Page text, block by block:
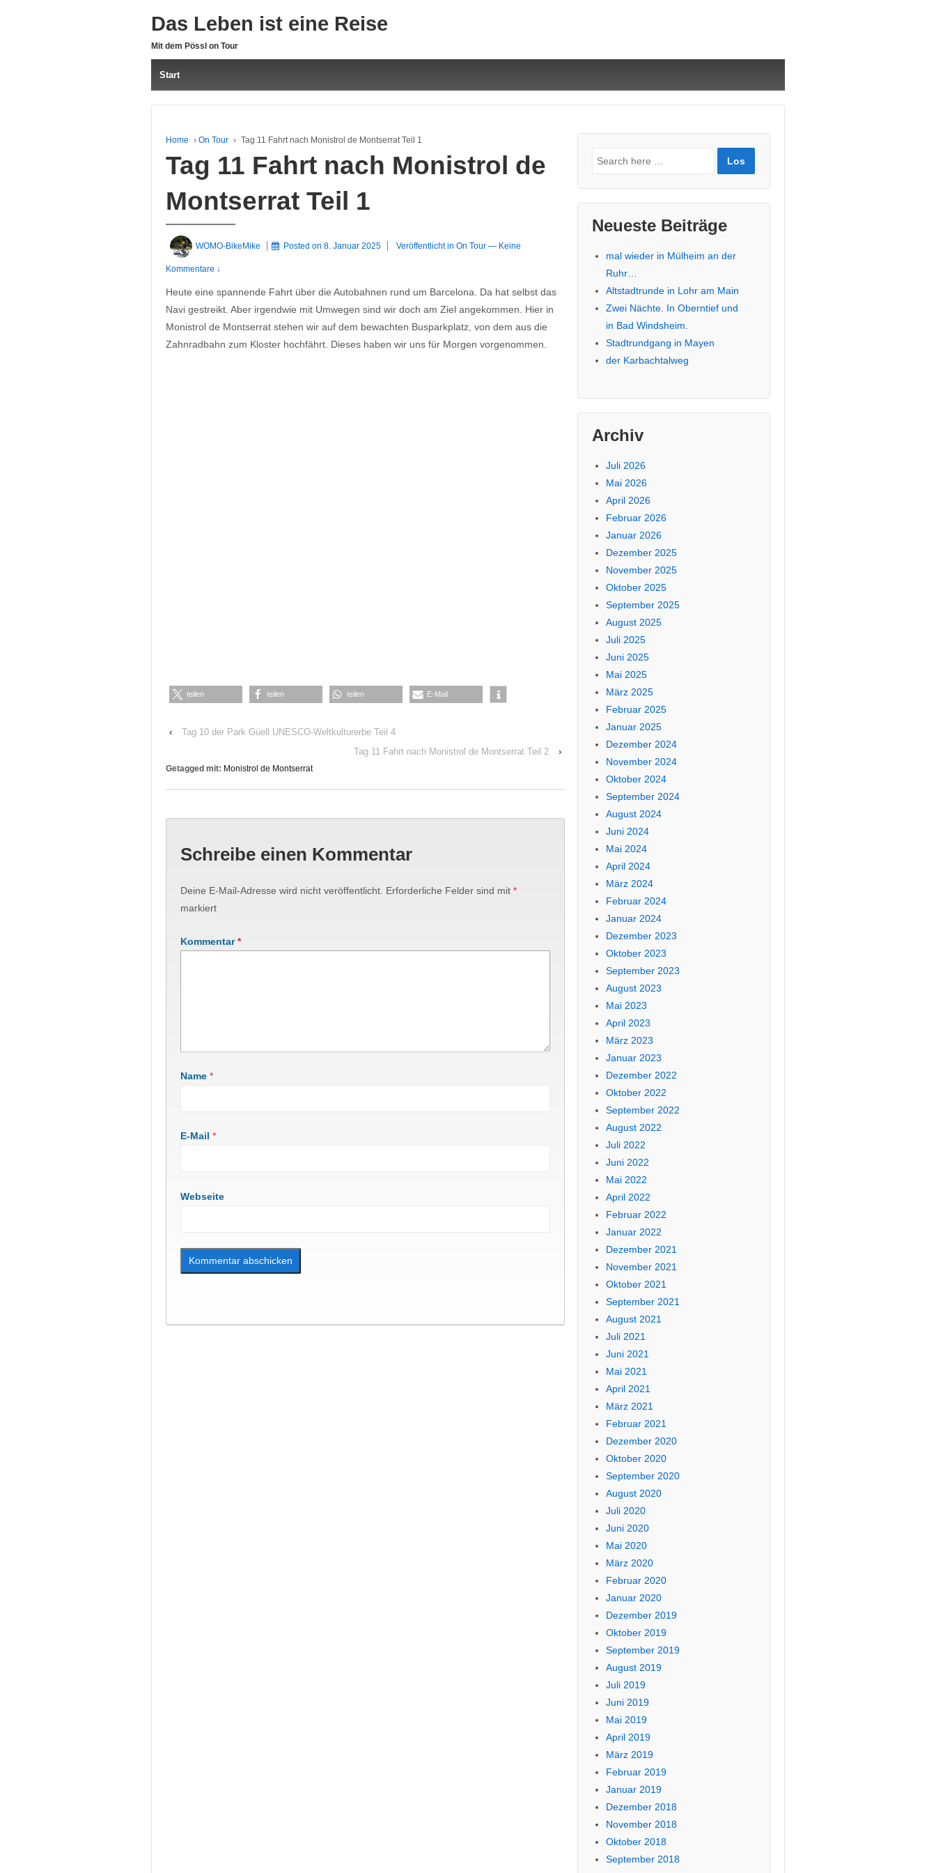
Das Leben ist eine Reise
Mit dem Pössl on Tour
Start
Home › On Tour › Tag 11 Fahrt nach Monistrol de Montserrat Teil 1
Tag 11 Fahrt nach Monistrol de
Montserrat Teil 1
WOMO-BikeMike Posted on8. Januar 2025 Veröffentlicht inOn Tour — Keine
Kommentare ↓
Heute eine spannende Fahrt über die Autobahnen rund um Barcelona. Da hat selbst das
Navi gestreikt. Aber irgendwie mit Umwegen sind wir doch am Ziel angekommen. Hier in
Monistrol de Montserrat stehen wir auf dem bewachten Busparkplatz, von dem aus die
Zahnradbahn zum Kloster hochfährt. Dieses haben wir uns für Morgen vorgenommen.
teilen teilen teilen E-Mail
‹
Tag 10 der Park Güell UNESCO-Weltkulturerbe Teil 4
Tag 11 Fahrt nach Monistrol de Montserrat Teil 2
›
Getagged mit: Monistrol de Montserrat
Schreibe einen Kommentar
Deine E-Mail-Adresse wird nicht veröffentlicht. Erforderliche Felder sind mit *
markiert
Kommentar*
Name *
E-Mail *
Webseite
Suche
Neueste Beiträge
mal wieder in Mülheim an der
Ruhr…
Altstadtrunde in Lohr am Main
Zwei Nächte. In Oberntief und
in Bad Windsheim.
Stadtrundgang in Mayen
der Karbachtalweg
Archiv
Juli 2026
Mai 2026
April 2026
Februar 2026
Januar 2026
Dezember 2025
November 2025
Oktober 2025
September 2025
August 2025
Juli 2025
Juni 2025
Mai 2025
März 2025
Februar 2025
Januar 2025
Dezember 2024
November 2024
Oktober 2024
September 2024
August 2024
Juni 2024
Mai 2024
April 2024
März 2024
Februar 2024
Januar 2024
Dezember 2023
Oktober 2023
September 2023
August 2023
Mai 2023
April 2023
März 2023
Januar 2023
Dezember 2022
Oktober 2022
September 2022
August 2022
Juli 2022
Juni 2022
Mai 2022
April 2022
Februar 2022
Januar 2022
Dezember 2021
November 2021
Oktober 2021
September 2021
August 2021
Juli 2021
Juni 2021
Mai 2021
April 2021
März 2021
Februar 2021
Dezember 2020
Oktober 2020
September 2020
August 2020
Juli 2020
Juni 2020
Mai 2020
März 2020
Februar 2020
Januar 2020
Dezember 2019
Oktober 2019
September 2019
August 2019
Juli 2019
Juni 2019
Mai 2019
April 2019
März 2019
Februar 2019
Januar 2019
Dezember 2018
November 2018
Oktober 2018
September 2018